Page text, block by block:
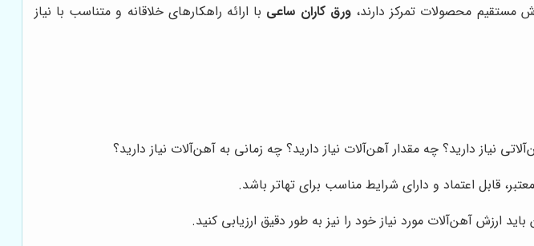
مستقیم محصولات تمرکز دارند،ورق کاران ساعی با ارائه راهکارهای خلاقانه و متناسب با نیاز
نیاز دارید؟ چه مقدار آهن‌آلات نیاز دارید؟ چه زمانی به آهن‌آلات نیاز دارید؟
قابل اعتماد و دارای شرایط مناسب برای تهاتر باشد.
ارزش آهن‌آلات مورد نیاز خود را نیز به طور دقیق ارزیابی کنید.